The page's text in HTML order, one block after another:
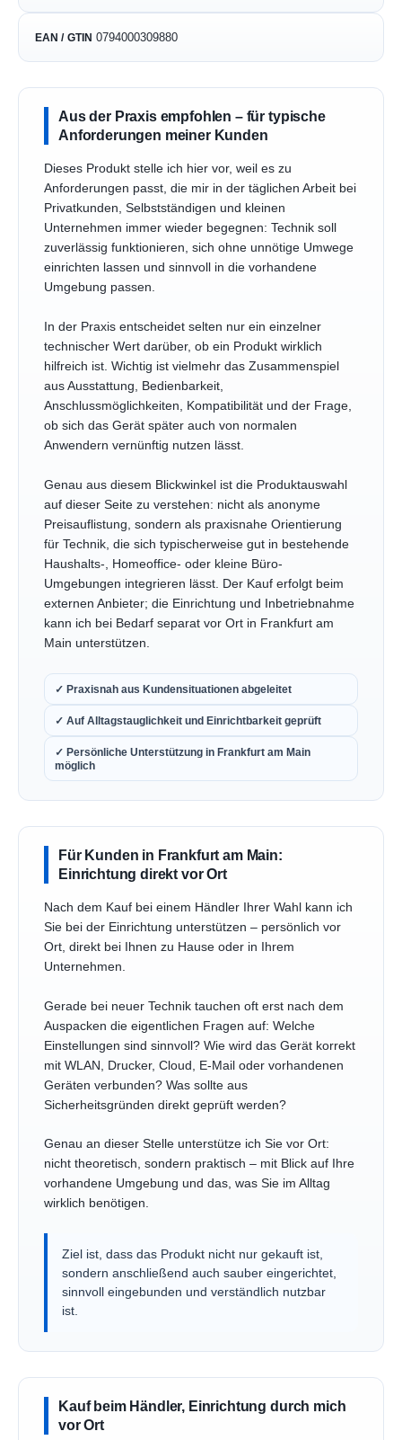
EAN / GTIN 0794000309880
Aus der Praxis empfohlen – für typische
Anforderungen meiner Kunden
Dieses Produkt stelle ich hier vor, weil es zu
Anforderungen passt, die mir in der täglichen Arbeit bei
Privatkunden, Selbstständigen und kleinen
Unternehmen immer wieder begegnen: Technik soll
zuverlässig funktionieren, sich ohne unnötige Umwege
einrichten lassen und sinnvoll in die vorhandene
Umgebung passen.
In der Praxis entscheidet selten nur ein einzelner
technischer Wert darüber, ob ein Produkt wirklich
hilfreich ist. Wichtig ist vielmehr das Zusammenspiel
aus Ausstattung, Bedienbarkeit,
Anschlussmöglichkeiten, Kompatibilität und der Frage,
ob sich das Gerät später auch von normalen
Anwendern vernünftig nutzen lässt.
Genau aus diesem Blickwinkel ist die Produktauswahl
auf dieser Seite zu verstehen: nicht als anonyme
Preisauflistung, sondern als praxisnahe Orientierung
für Technik, die sich typischerweise gut in bestehende
Haushalts-, Homeoffice- oder kleine Büro-
Umgebungen integrieren lässt. Der Kauf erfolgt beim
externen Anbieter; die Einrichtung und Inbetriebnahme
kann ich bei Bedarf separat vor Ort in Frankfurt am
Main unterstützen.
✓ Praxisnah aus Kundensituationen abgeleitet
✓ Auf Alltagstauglichkeit und Einrichtbarkeit geprüft
✓ Persönliche Unterstützung in Frankfurt am Main
möglich
Für Kunden in Frankfurt am Main:
Einrichtung direkt vor Ort
Nach dem Kauf bei einem Händler Ihrer Wahl kann ich
Sie bei der Einrichtung unterstützen – persönlich vor
Ort, direkt bei Ihnen zu Hause oder in Ihrem
Unternehmen.
Gerade bei neuer Technik tauchen oft erst nach dem
Auspacken die eigentlichen Fragen auf: Welche
Einstellungen sind sinnvoll? Wie wird das Gerät korrekt
mit WLAN, Drucker, Cloud, E-Mail oder vorhandenen
Geräten verbunden? Was sollte aus
Sicherheitsgründen direkt geprüft werden?
Genau an dieser Stelle unterstütze ich Sie vor Ort:
nicht theoretisch, sondern praktisch – mit Blick auf Ihre
vorhandene Umgebung und das, was Sie im Alltag
wirklich benötigen.
Ziel ist, dass das Produkt nicht nur gekauft ist,
sondern anschließend auch sauber eingerichtet,
sinnvoll eingebunden und verständlich nutzbar
ist.
Kauf beim Händler, Einrichtung durch mich
vor Ort